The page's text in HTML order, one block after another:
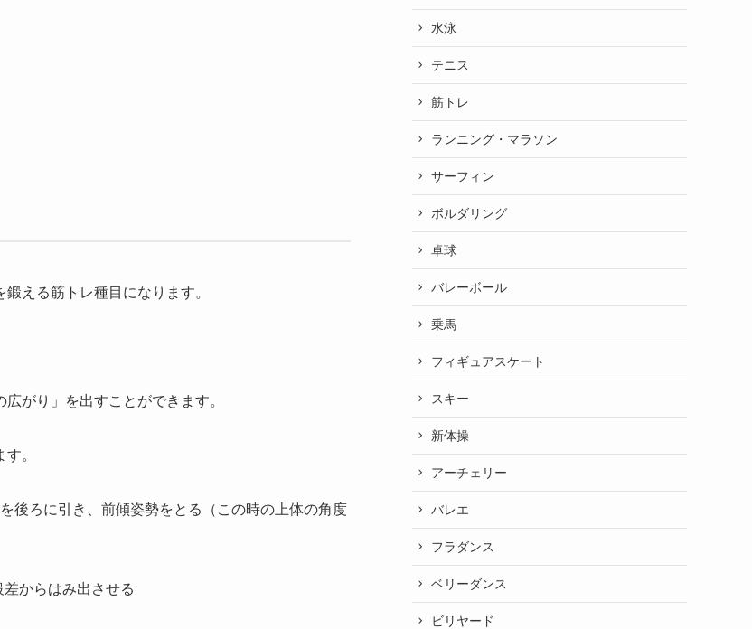
える筋トレ種目になります。
がり」を出すことができます。
。
後ろに引き、前傾姿勢をとる（この時の上体の角度
からはみ出させる
水泳
テニス
筋トレ
ランニング・マラソン
サーフィン
ボルダリング
卓球
バレーボール
乗馬
フィギュアスケート
スキー
新体操
アーチェリー
バレエ
フラダンス
ベリーダンス
ビリヤード